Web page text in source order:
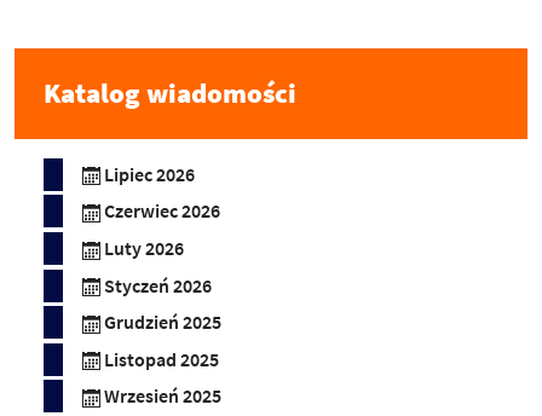
Katalog wiadomości
Lipiec 2026
Czerwiec 2026
Luty 2026
Styczeń 2026
Grudzień 2025
Listopad 2025
Wrzesień 2025